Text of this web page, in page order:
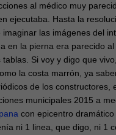
al médico muy
ejecutaba. Hasta la
las imágenes del
en la pierna era parecido
Si voy y digo que
la costa marrón, ya
de los constructores,
municipales 2015 a
con epicentro
ni 1 linea, que digo, ni 1